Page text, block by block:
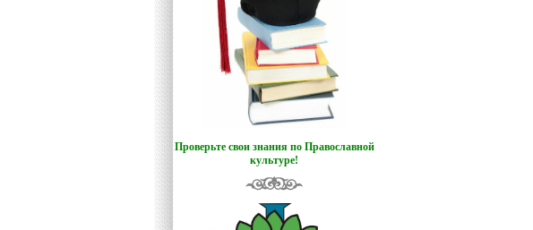
Проверьте свои знания по Православной
культуре!